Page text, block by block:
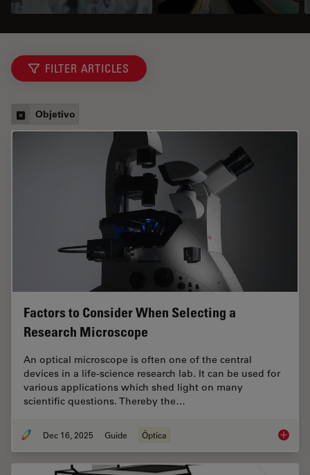
FILTER ARTICLES
Objetivo
Factors to Consider When Selecting a
Research Microscope
An optical microscope is often one of the central
devices in a life-science research lab. It can be used for
various applications which shed light on many
scientific questions. Thereby the…
Dec 16, 2025 Guide Óptica Factors